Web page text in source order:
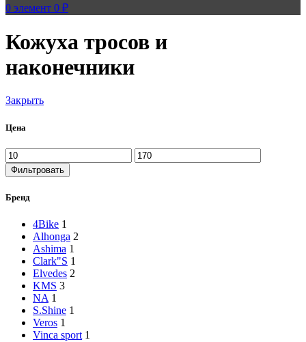
0 элемент 0 ₽
Кожуха тросов и
наконечники
Закрыть
Цена
Минимальная
цена
Максимальная
цена
Фильтровать
Бренд
4Bike 1
Alhonga 2
Ashima 1
Clark"S 1
Elvedes 2
KMS 3
NA 1
S.Shine 1
Veros 1
Vinca sport 1